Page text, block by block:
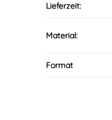
Lieferzeit:
Material:
Format